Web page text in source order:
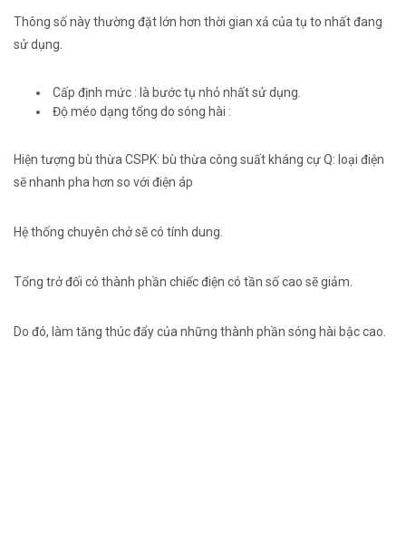
Thông số này thường đặt lớn hơn thời gian xả của tụ to nhất đang
sử dụng.
Cấp định mức : là bước tụ nhỏ nhất sử dụng.
Độ méo dạng tổng do sóng hài :
Hiện tượng bù thừa CSPK: bù thừa công suất kháng cựQ: loại điện
sẽ nhanh pha hơn so với điện áp
Hệ thống chuyên chởsẽcó tính dung.
Tổng trở đối có thành phần chiếcđiện có tần số cao sẽ giảm.
Do đó, làm tăng thúc đẩycủa những thành phần sóng hài bậc cao.